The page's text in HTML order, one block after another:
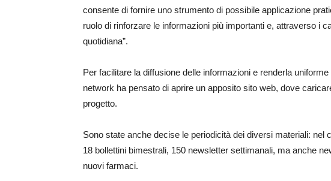
consente di fornire uno strumento di possibile applicazione
ruolo di rinforzare le informazioni più importanti e, attraverso i
quotidiana”.
Per facilitare la diffusione delle informazioni e renderla
network ha pensato di aprire un apposito sito web, dove
progetto.
Sono state anche decise le periodicità dei diversi materiali: nel
18 bollettini bimestrali, 150 newsletter settimanali, ma anche
nuovi farmaci.